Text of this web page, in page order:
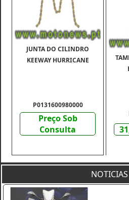
JUNTA DO CILINDRO
KEEWAY HURRICANE
P0131600980000
Preço Sob
Consulta
NOTICIAS